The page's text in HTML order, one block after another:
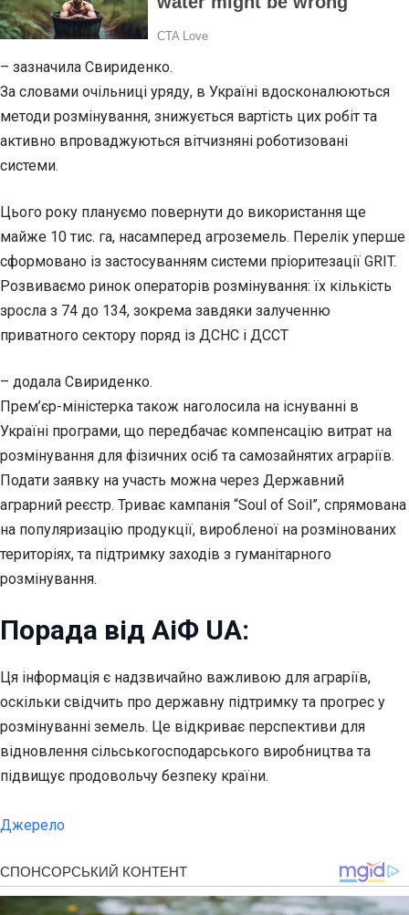
– зазначила Свириденко.
За словами очільниці уряду, в Україні вдосконалюються
методи розмінування, знижується вартість цих робіт та
активно впроваджуються вітчизняні роботизовані
системи.
Цього року плануємо повернути до використання ще
майже 10 тис. га, насамперед агроземель. Перелік уперше
сформовано із застосуванням системи пріоритезації GRIT.
Розвиваємо ринок операторів розмінування: їх кількість
зросла з 74 до 134, зокрема завдяки залученню
приватного сектору поряд із ДСНС і ДССТ
– додала Свириденко.
Прем’єр-міністерка також наголосила на існуванні в
Україні програми, що передбачає компенсацію витрат на
розмінування для фізичних осіб та самозайнятих аграріїв.
Подати заявку на участь можна через Державний
аграрний реєстр. Триває кампанія “Soul of Soil”, спрямована
на популяризацію продукції, виробленої на розмінованих
територіях, та підтримку заходів з гуманітарного
розмінування.
Порада від АіФ UA:
Ця інформація є надзвичайно важливою для аграріїв,
оскільки свідчить про державну підтримку та прогрес у
розмінуванні земель. Це відкриває перспективи для
відновлення сільськогосподарського виробництва та
підвищує продовольчу безпеку країни.
Джерело